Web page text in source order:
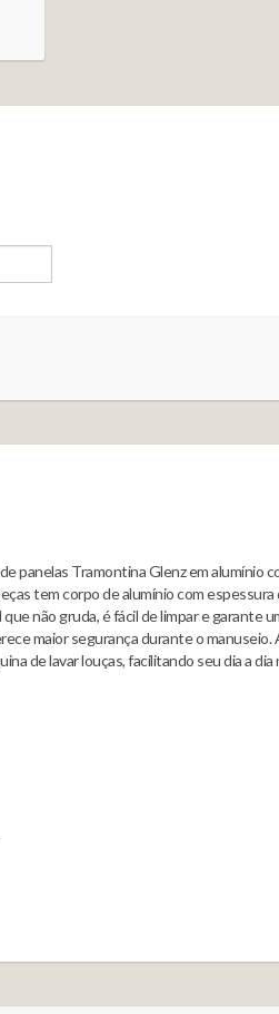
panelas Tramontina Glenz em
tem corpo de alumínio com
não gruda, é fácil de limpar e garante
maior segurança durante o
de lavar louças, facilitando seu dia a dia